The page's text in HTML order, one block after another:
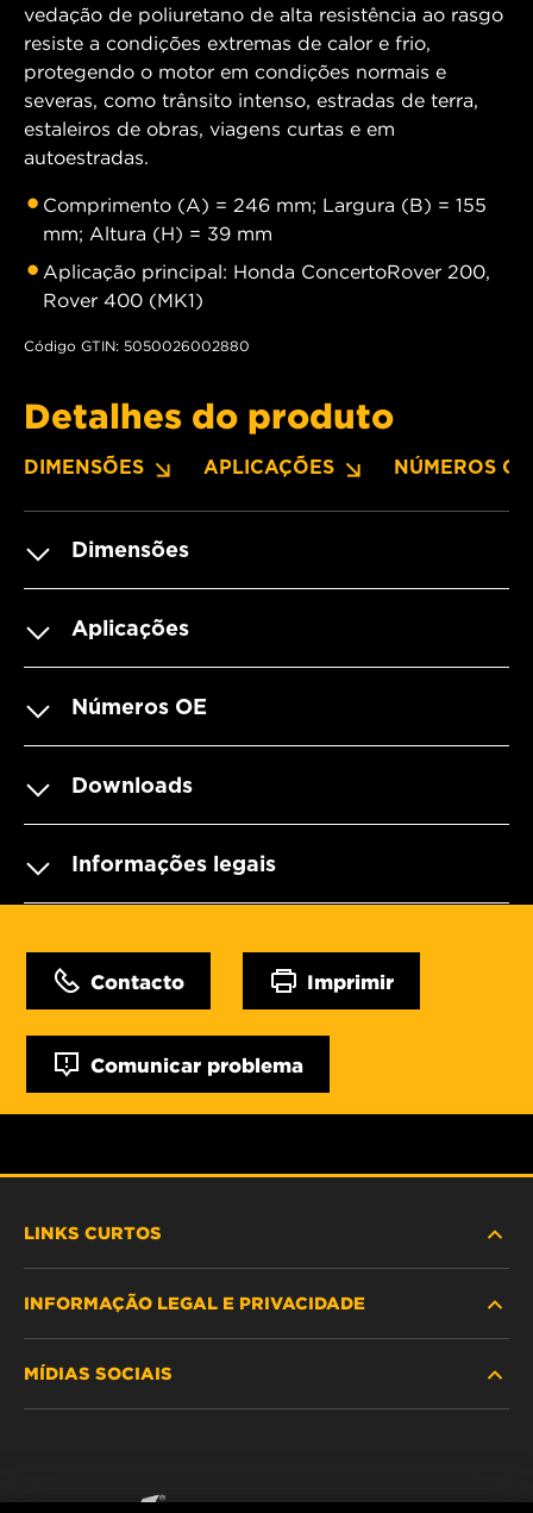
vedação de poliuretano de alta resistência ao rasgo
resiste a condições extremas de calor e frio,
protegendo o motor em condições normais e
severas, como trânsito intenso, estradas de terra,
estaleiros de obras, viagens curtas e em
autoestradas.
Comprimento (A) = 246 mm; Largura (B) = 155
mm; Altura (H) = 39 mm
Aplicação principal: Honda ConcertoRover 200,
Rover 400 (MK1)
Código GTIN: 5050026002880
Detalhes do produto
DIMENSÕES APLICAÇÕES NÚMEROS OE
Dimensões
Aplicações
Números OE
Downloads
Informações legais
Contacto Imprimir
Comunicar problema
LINKS CURTOS
ONDE COMPRAR
CONTACTE NOS
INFORMAÇÃO LEGAL E PRIVACIDADE
MÍDIAS SOCIAIS